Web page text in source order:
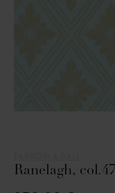
Ranelagh, col.47